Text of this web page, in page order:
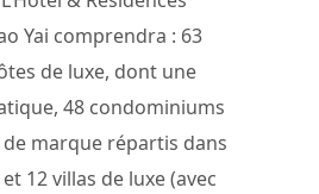
Yai comprendra : 63
de luxe, dont une
48 condominiums
marque répartis dans
12 villas de luxe (avec